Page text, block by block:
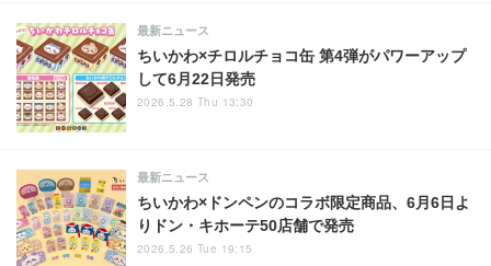
ちいかわ×チロルチョコ缶 第4弾がパワーアップ
して6月22日発売
最新ニュース
2026.5.28 Thu 13:30
ちいかわ×ドンペンのコラボ限定商品、6月6日よ
りドン・キホーテ50店舗で発売
最新ニュース
2026.5.26 Tue 19:15